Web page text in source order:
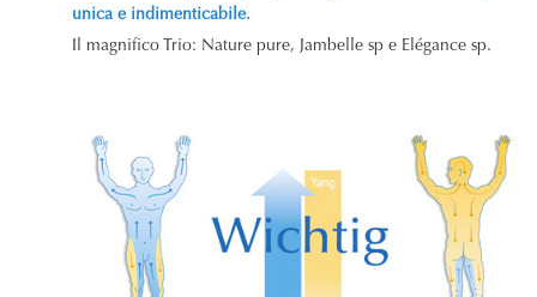
unica e indimenticabile.
Il magnifico Trio: Nature pure, Jambelle sp e Elégance sp.